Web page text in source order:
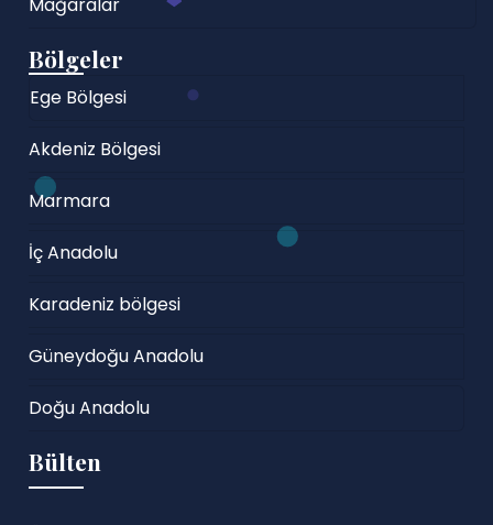
Bölgeler
Ege Bölgesi
Akdeniz Bölgesi
Marmara
İç Anadolu
Karadeniz bölgesi
Güneydoğu Anadolu
Doğu Anadolu
Bülten